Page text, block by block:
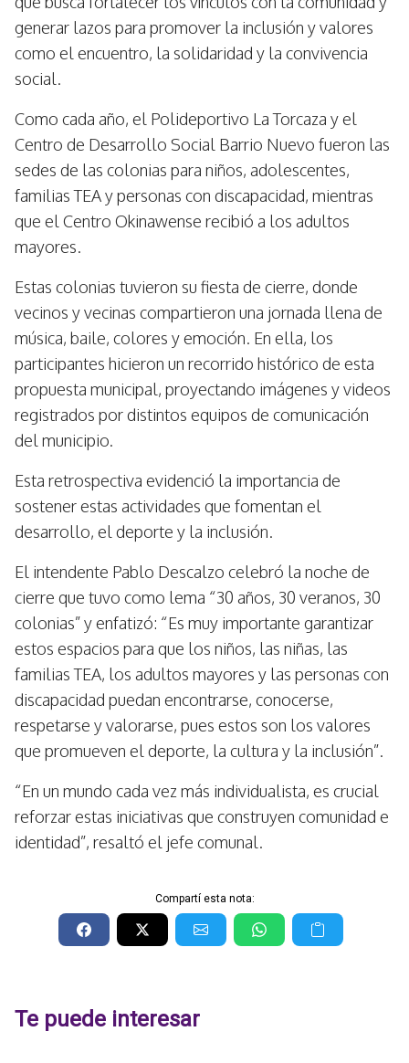
generar lazos para promover la inclusión y valores
como el encuentro, la solidaridad y la convivencia
social.
Como cada año, el Polideportivo La Torcaza y el
Centro de Desarrollo Social Barrio Nuevo fueron las
sedes de las colonias para niños, adolescentes,
familias TEA y personas con discapacidad, mientras
que el Centro Okinawense recibió a los adultos
mayores.
Estas colonias tuvieron su fiesta de cierre, donde
vecinos y vecinas compartieron una jornada llena de
música, baile, colores y emoción. En ella, los
participantes hicieron un recorrido histórico de esta
propuesta municipal, proyectando imágenes y videos
registrados por distintos equipos de comunicación
del municipio.
Esta retrospectiva evidenció la importancia de
sostener estas actividades que fomentan el
desarrollo, el deporte y la inclusión.
El intendente Pablo Descalzo celebró la noche de
cierre que tuvo como lema “30 años, 30 veranos, 30
colonias” y enfatizó: “Es muy importante garantizar
estos espacios para que los niños, las niñas, las
familias TEA, los adultos mayores y las personas con
discapacidad puedan encontrarse, conocerse,
respetarse y valorarse, pues estos son los valores
que promueven el deporte, la cultura y la inclusión”.
“En un mundo cada vez más individualista, es crucial
reforzar estas iniciativas que construyen comunidad e
identidad”, resaltó el jefe comunal.
Compartí esta nota:
Te puede interesar